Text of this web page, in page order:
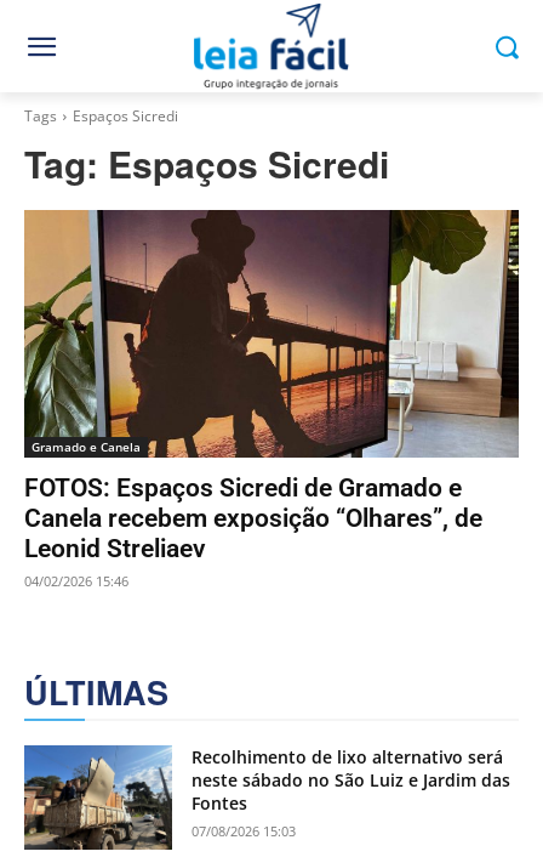
Tags Espaços Sicredi
Tag: Espaços Sicredi
Gramado e Canela
FOTOS: Espaços Sicredi de Gramado e
Canela recebem exposição “Olhares”, de
Leonid Streliaev
04/02/2026 15:46
ÚLTIMAS
Recolhimento de lixo alternativo será
neste sábado no São Luiz e Jardim das
Fontes
07/08/2026 15:03